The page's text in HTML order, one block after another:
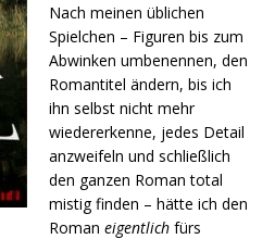
Nach meinen üblichen
Spielchen – Figuren bis zum
Abwinken umbenennen, den
Romantitel ändern, bis ich
ihn selbst nicht mehr
wiedererkenne, jedes Detail
anzweifeln und schließlich
den ganzen Roman total
mistig finden – hätte ich den
Roman eigentlich fürs